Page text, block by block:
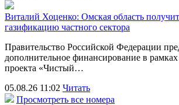
Виталий Хоценко: Омская область
газификацию частного сектора
Правительство Российской Федерации
дополнительное финансирование в
проекта «Чистый…
05.08.26 11:02 Читать
Просмотреть все номера